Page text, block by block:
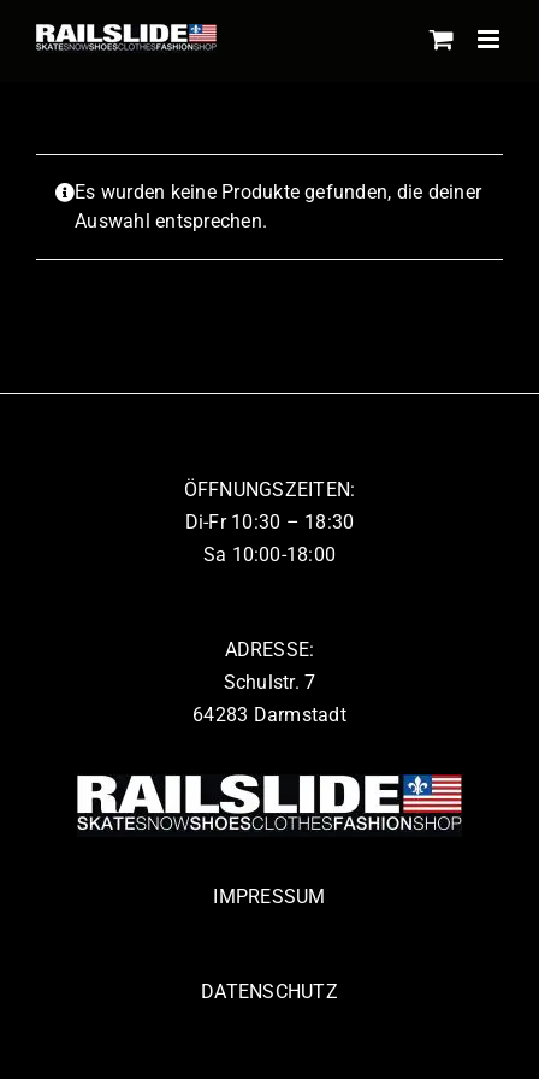
Es wurden keine Produkte gefunden, die deiner
Auswahl entsprechen.
ÖFFNUNGSZEITEN:
Di-Fr 10:30 – 18:30
Sa 10:00-18:00
ADRESSE:
Schulstr. 7
64283 Darmstadt
IMPRESSUM
DATENSCHUTZ